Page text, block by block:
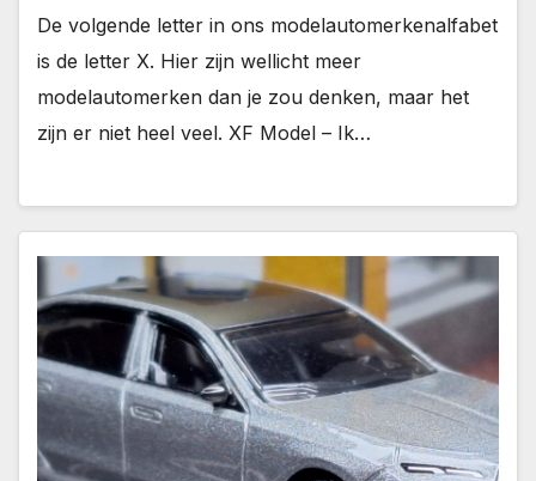
De volgende letter in ons modelautomerkenalfabet
is de letter X. Hier zijn wellicht meer
modelautomerken dan je zou denken, maar het
zijn er niet heel veel. XF Model – Ik…